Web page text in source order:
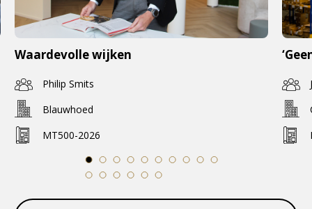
Waardevolle wijken
Philip Smits
Blauwhoed
MT500-2026
1
2 3 4 5 6 7 8 9
10
11 12 13 14 15 16